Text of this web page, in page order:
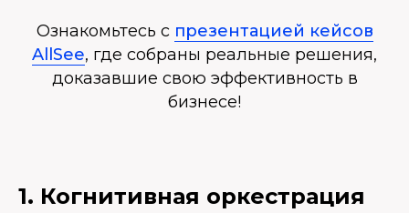
Ознакомьтесь с презентацией кейсов
AllSee, где собраны реальные решения,
доказавшие свою эффективность в
бизнесе!
1. Когнитивная оркестрация